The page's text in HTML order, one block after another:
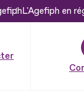
L'Agefiph en